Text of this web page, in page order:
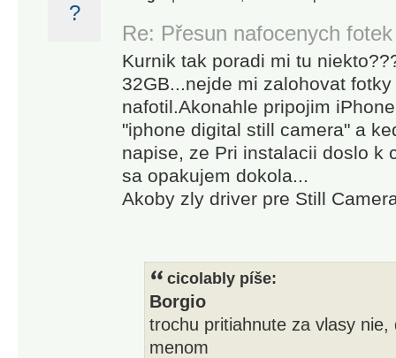
?
Re: Přesun nafocenych
Kurnik tak poradi mi tu
32GB...nejde mi zalohovat
nafotil.Akonahle pripojim
"iphone digital still camera" a
napise, ze Pri instalacii doslo k
sa opakujem dokola...
Akoby zly driver pre Still
cicolably píše:
Borgio
trochu pritiahnute za vlasy
menom